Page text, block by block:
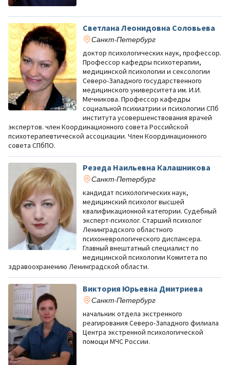
Светлана Леонидовна Соловьева
Санкт-Петербург
доктор психологических наук, профессор.
Профессор кафедры психотерапии,
медицинской психологии и сексологии
Северо-Западного государственного
медицинского университета им. И.И.
Мечникова. Профессор кафедры
социальной психиатрии и психологии СПб
института усовершенствования врачей
экспертов. член Координационного совета Российской
психотерапевтической ассоциации. Член Координационного
совета СПбПО.
Резеда Наильевна Калашникова
Санкт-Петербург
кандидат психологических наук,
медицинский психолог высшей
квалификационной категории. Судебный
эксперт-психолог. Старший психолог
Ленинградского областного
психоневрологического диспансера.
Главный внештатный специалист по
медицинской психологии Комитета по
здравоохранению Ленинградской области.
Виктория Юрьевна Дмитриева
Санкт-Петербург
начальник отдела экстренного
реагирования Северо-Западного филиала
Центра экстренной психологической
помощи МЧС России.